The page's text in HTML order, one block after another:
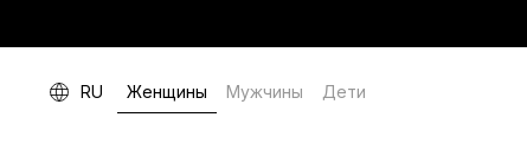
RU Женщины Мужчины Дети